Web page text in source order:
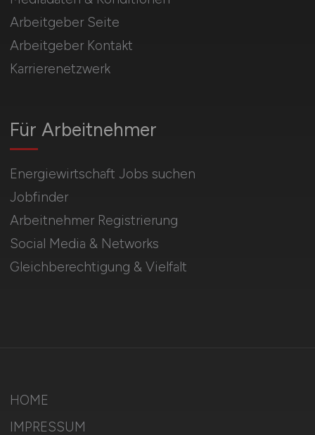
Für Arbeitnehmer
Energiewirtschaft Jobs suchen
Jobfinder
Arbeitnehmer Registrierung
Social Media & Networks
Gleichberechtigung & Vielfalt
Arbeitgeber Seite
Arbeitgeber Kontakt
Karrierenetzwerk
HOME
IMPRESSUM